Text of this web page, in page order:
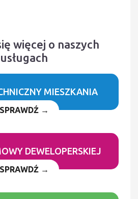
więcej o naszych
usługach
MIESZKANIA
SPRAWDŹ →
DEWELOPERSKIEJ
SPRAWDŹ →